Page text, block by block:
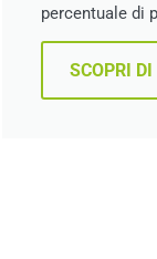
percentuale di
SCOPRI